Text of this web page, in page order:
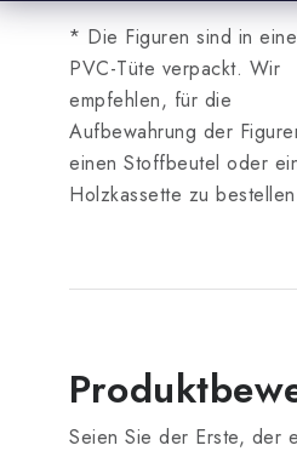
* Die Figuren sind in
PVC-Tüte verpackt. Wir
empfehlen, für die
Aufbewahrung der
einen Stoffbeutel oder
Holzkassette zu
Seien Sie der Erste, der